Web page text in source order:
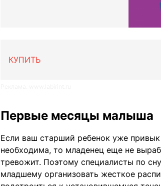
КУПИТЬ
Первые месяцы малыша
Если ваш старший ребенок уже
необходима, то младенец еще не
тревожит. Поэтому специалисты по
младшему организовать жесткое